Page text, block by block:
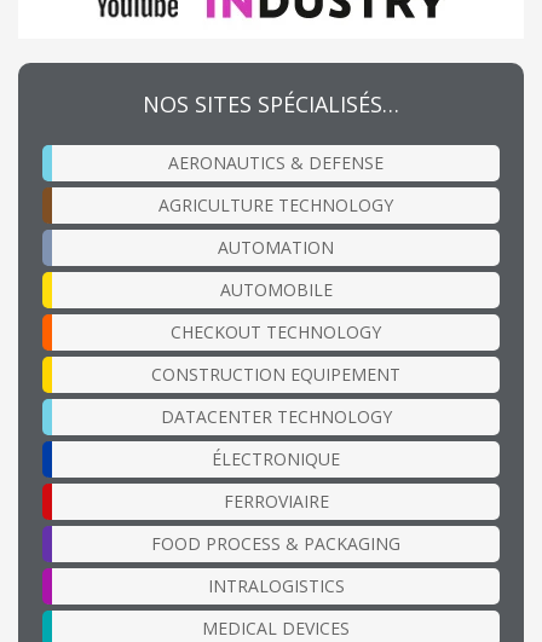
NOS SITES SPÉCIALISÉS…
AERONAUTICS & DEFENSE
AGRICULTURE TECHNOLOGY
AUTOMATION
AUTOMOBILE
CHECKOUT TECHNOLOGY
CONSTRUCTION EQUIPEMENT
DATACENTER TECHNOLOGY
ÉLECTRONIQUE
FERROVIAIRE
FOOD PROCESS & PACKAGING
INTRALOGISTICS
MEDICAL DEVICES